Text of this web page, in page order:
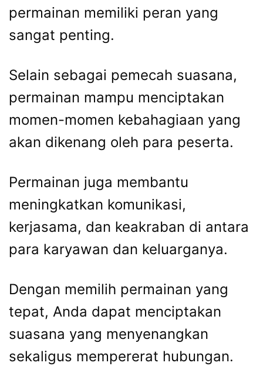
permainan memiliki peran yang
sangat penting.
Selain sebagai pemecah suasana,
permainan mampu menciptakan
momen-momen kebahagiaan yang
akan dikenang oleh para peserta.
Permainan juga membantu
meningkatkan komunikasi,
kerjasama, dan keakraban di antara
para karyawan dan keluarganya.
Dengan memilih permainan yang
tepat, Anda dapat menciptakan
suasana yang menyenangkan
sekaligus mempererat hubungan.